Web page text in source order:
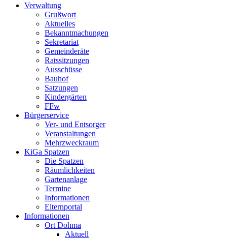
Verwaltung
Grußwort
Aktuelles
Bekanntmachungen
Sekretariat
Gemeinderäte
Ratssitzungen
Ausschüsse
Bauhof
Satzungen
Kindergärten
FFw
Bürgerservice
Ver- und Entsorger
Veranstaltungen
Mehrzweckraum
KiGa Spatzen
Die Spatzen
Räumlichkeiten
Gartenanlage
Termine
Informationen
Elternportal
Informationen
Ort Dohma
Aktuell